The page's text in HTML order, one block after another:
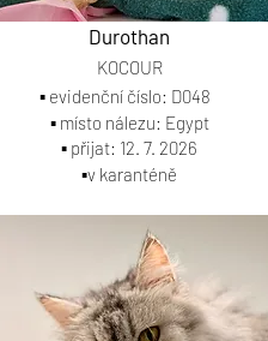
Durothan
▪️ evidenční číslo: D048
▪️ místo nálezu: Egypt
▪️ přijat: 12. 7. 2026
▪️v karanténě
KOCOUR